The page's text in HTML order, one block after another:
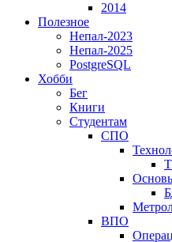
2014
Полезное
Непал-2023
Непал-2025
PostgreSQL
Хобби
Бег
Книги
Студентам
СПО
ВПО